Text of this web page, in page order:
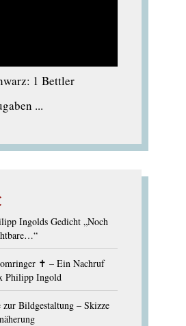
1 Bettler
...
Ingolds Gedicht „Noch
✝︎ – Ein Nachruf
Philipp Ingold
Bildgestaltung – Skizze